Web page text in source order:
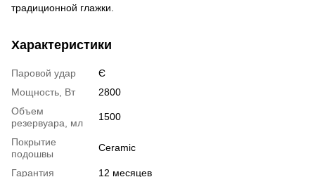
традиционной глажки.
Характеристики
Паровой удар
Є
Мощность, Вт
2800
Объем
резервуара, мл
1500
Покрытие
подошвы
Ceramic
Гарантия
12 месяцев